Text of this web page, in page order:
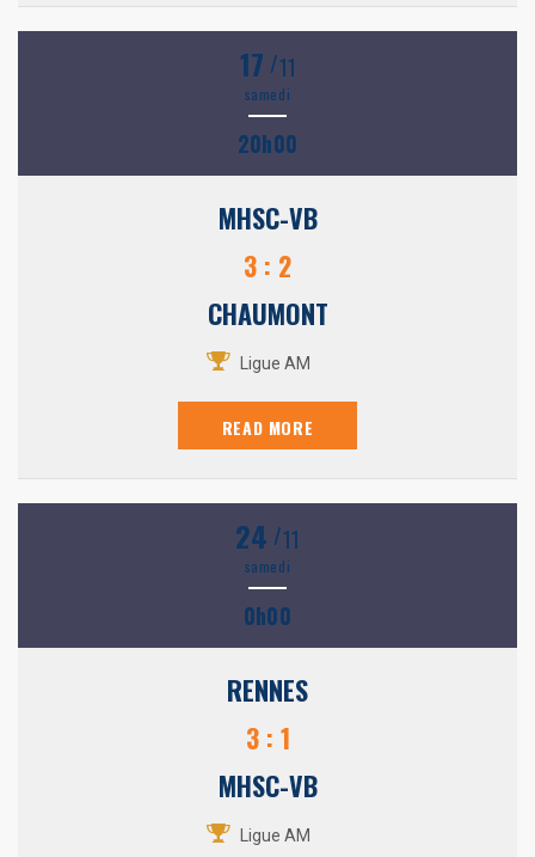
17 /11
samedi
20h00
MHSC-VB
3 : 2
CHAUMONT
Ligue AM
READ MORE
24 /11
samedi
0h00
RENNES
3 : 1
MHSC-VB
Ligue AM